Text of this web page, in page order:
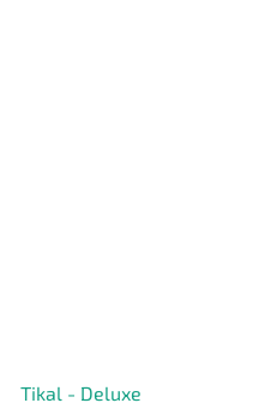
Tikal - Deluxe